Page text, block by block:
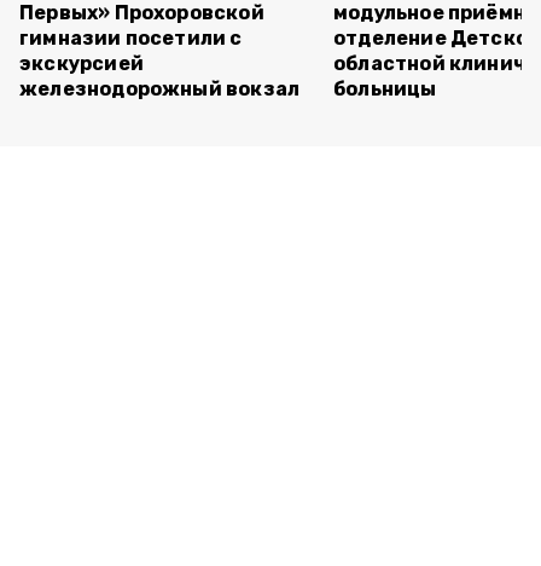
Первых» Прохоровской
гимназии посетили с
экскурсией
железнодорожный вокзал
модульное
отделение Детской
областной
больницы